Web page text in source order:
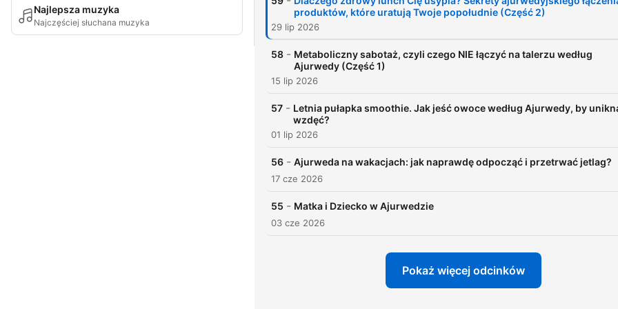
Najlepsza muzyka
Najczęściej słuchana muzyka
produktów, które uratują Twoje popołudnie (Część 2)
29 lip 2026
58 - Metaboliczny sabotaż, czyli czego NIE łączyć na talerzu według
Ajurwedy (Część 1)
15 lip 2026
57 - Letnia pułapka smoothie. Jak jeść owoce według Ajurwedy, by
wzdęć?
01 lip 2026
56 - Ajurweda na wakacjach: jak naprawdę odpocząć i przetrwać jetlag?
17 cze 2026
55 - Matka i Dziecko w Ajurwedzie
03 cze 2026
Pokaż więcej odcinków